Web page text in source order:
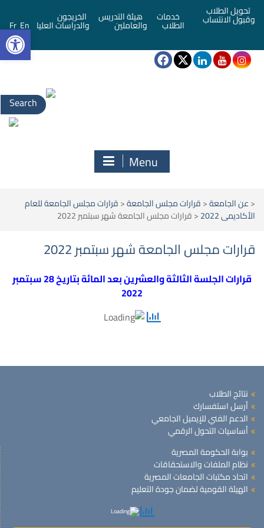
تحويل الطلاب
وقبول الانتساب خدمات
الطلاب
هيئة التدريس
والعاملين
الخريجون
والدراسات العليا En
Fr
Search
for:
Menu
<عن الجامعة<قرارات مجلس الجامعة<قرارات مجلس الجامعة للعام
الأكاديمى 2022
<قرارات مجلس الجامعة شهر سبتمبر 2022
قرارات مجلس الجامعة شهر سبتمبر 2022
قرارات الجلسة الثالثة والعشرين بعد المائة بتاريخ 28 سبتمبر
2022
نتائج الطلاب
أرسل استفسارك
الدعم الفني للإيميل الجامعي
أساسيات التحول الرقمي
بوابة الحكومة المصرية
نظام الملفات والاستحقاقات
اتحاد مكتبات الجامعات المصرية
الهيئة القومية لضمان جودة التعليم